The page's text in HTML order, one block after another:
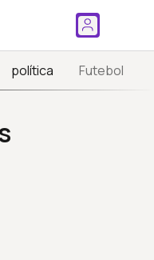
política Futebol